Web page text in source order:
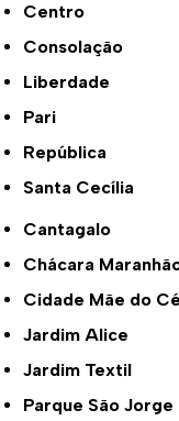
Centro
Consolação
Liberdade
Pari
República
Santa Cecília
Cantagalo
Chácara
Cidade Mãe do
Jardim Alice
Jardim Textil
Parque São Jorge